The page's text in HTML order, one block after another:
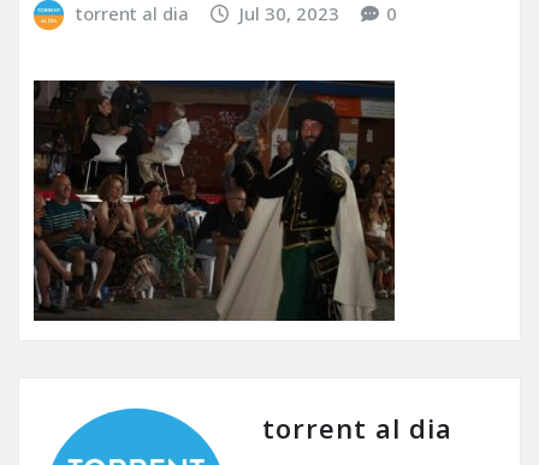
torrent al dia Jul 30, 2023 0
torrent al dia